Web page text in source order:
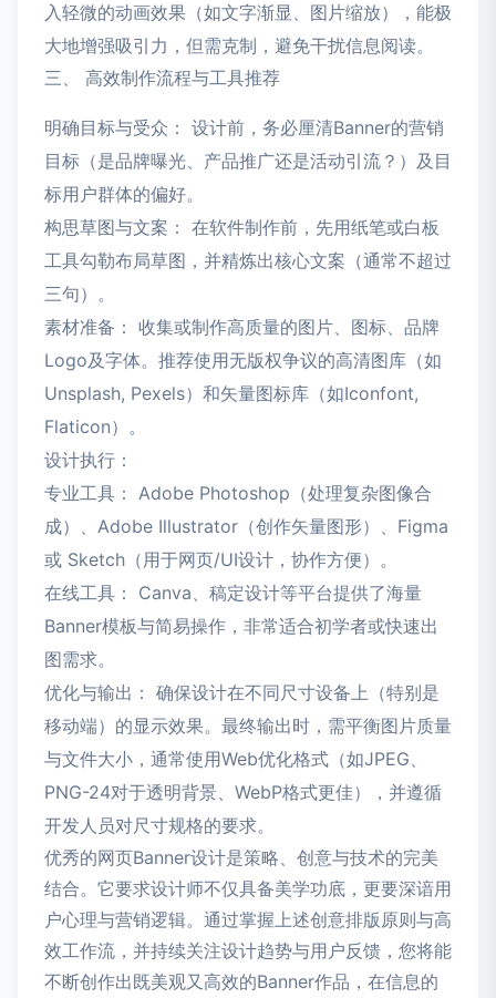
入轻微的动画效果（如文字渐显、图片缩放），能极
大地增强吸引力，但需克制，避免干扰信息阅读。
三、 高效制作流程与工具推荐
明确目标与受众： 设计前，务必厘清Banner的营销
目标（是品牌曝光、产品推广还是活动引流？）及目
标用户群体的偏好。
构思草图与文案： 在软件制作前，先用纸笔或白板
工具勾勒布局草图，并精炼出核心文案（通常不超过
三句）。
素材准备： 收集或制作高质量的图片、图标、品牌
Logo及字体。推荐使用无版权争议的高清图库（如
Unsplash, Pexels）和矢量图标库（如Iconfont,
Flaticon）。
设计执行：
专业工具： Adobe Photoshop（处理复杂图像合
成）、Adobe Illustrator（创作矢量图形）、Figma
或 Sketch（用于网页/UI设计，协作方便）。
在线工具： Canva、稿定设计等平台提供了海量
Banner模板与简易操作，非常适合初学者或快速出
图需求。
优化与输出： 确保设计在不同尺寸设备上（特别是
移动端）的显示效果。最终输出时，需平衡图片质量
与文件大小，通常使用Web优化格式（如JPEG、
PNG-24对于透明背景、WebP格式更佳），并遵循
开发人员对尺寸规格的要求。
优秀的网页Banner设计是策略、创意与技术的完美
结合。它要求设计师不仅具备美学功底，更要深谙用
户心理与营销逻辑。通过掌握上述创意排版原则与高
效工作流，并持续关注设计趋势与用户反馈，您将能
不断创作出既美观又高效的Banner作品，在信息的